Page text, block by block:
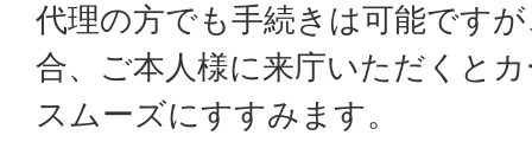
代理の方でも手続きは可能です
合、ご本人様に来庁いただくと
スムーズにすすみます。